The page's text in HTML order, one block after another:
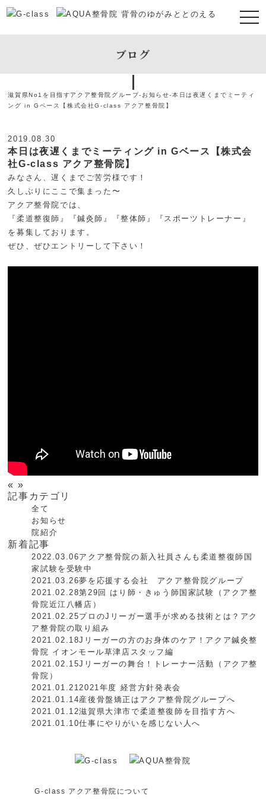
ブログ
滋賀県No1を目指すアクア整骨院グループ- お知らせ-本日は夜遅くまでミーティ
ング in Gベース【株式会社G-class アクア整骨院】
2019.08.30
本日は夜遅くまでミーティング in Gベース【株式会
社G-class アクア整骨院】
みなさん、遅くまでご苦労様です！
久しぶりにここで集まった〜
アクア整骨院では、
『柔道整復師』『鍼灸師』『整体師』『スポーツトレーナー』
を募集しております。
ぜひ、ぜひエントリーして下さい！
« »
記事カテゴリ
全て
お知らせ
院紹介
新着記事
2022.03.06アクア整骨院の新入社員さんも柔道整復師国
家試験を受験中
2021.03.26夢を応援する会社 アクア整骨院グループ
2021.02.28第29回 はり師・きゅう師国家試験（アクア整
骨院近江八幡店）
2021.02.25プロのJリーガー選手が求める技術とは？アク
ア整骨院の取り組み
2021.02.18Jリーガーの方のお身体のケア！アクア鍼灸整
骨院 イオンモール草津店スタッフ編
2021.02.15Jリーガーの舞台！トレーナー活動（アクア整
骨院）
2021.01.212021年度 経営方針発表会
2021.01.14産後骨盤矯正はアクア整骨院グループへ
2021.01.12滋賀県大津市で柔道整復師を目指す方へ
2021.01.10仕事にやりがいを感じない人へ
G-class アクア整骨院について